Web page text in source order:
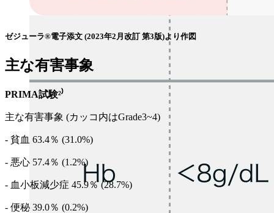
ゼジューラ®電子添文 (2023年2月改訂 第3版)より作図
主な有害事象
PRIMA試験²⁾
主な有害事象 (カッコ内はGrade3~4)
- 貧血 63.4％ (31.0%)
- 悪心 57.4％ (1.2%)
- 血小板減少症 45.9％ (28.7%)
- 便秘 39.0％ (0.2%)